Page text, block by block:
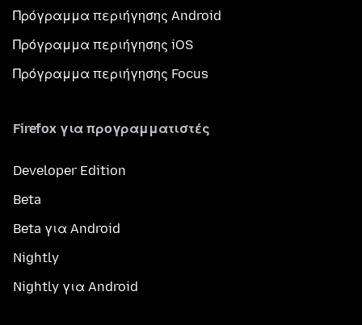
Πρόγραμμα περιήγησης Android
Πρόγραμμα περιήγησης iOS
Πρόγραμμα περιήγησης Focus
Firefox για προγραμματιστές
Developer Edition
Beta
Beta για Android
Nightly
Nightly για Android